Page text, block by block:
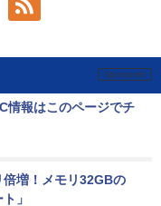
情報はこのページでチ
増！メモリ32GBの
」